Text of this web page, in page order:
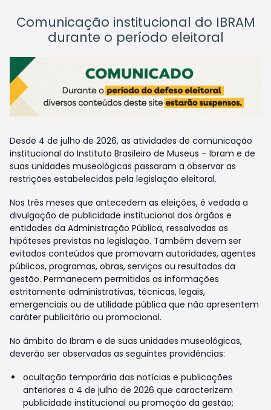
Comunicação institucional do IBRAM
durante o período eleitoral
Desde 4 de julho de 2026, as atividades de comunicação
institucional do Instituto Brasileiro de Museus – Ibram e de
suas unidades museológicas passaram a observar as
restrições estabelecidas pela legislação eleitoral.
Nos três meses que antecedem as eleições, é vedada a
divulgação de publicidade institucional dos órgãos e
entidades da Administração Pública, ressalvadas as
hipóteses previstas na legislação. Também devem ser
evitados conteúdos que promovam autoridades, agentes
públicos, programas, obras, serviços ou resultados da
gestão. Permanecem permitidas as informações
estritamente administrativas, técnicas, legais,
emergenciais ou de utilidade pública que não apresentem
caráter publicitário ou promocional.
No âmbito do Ibram e de suas unidades museológicas,
deverão ser observadas as seguintes providências:
ocultação temporária das notícias e publicações
anteriores a 4 de julho de 2026 que caracterizem
publicidade institucional ou promoção da gestão;